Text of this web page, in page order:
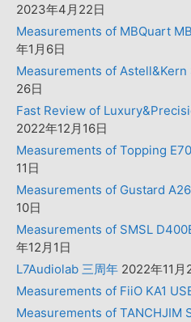
2023年4月22日
Measurements of MBQuart
年1月6日
Measurements of Astell&Kern
26日
Fast Review of
2022年12月16日
Measurements of Topping E70
11日
Measurements of Gustard
10日
Measurements of SMSL
年12月1日
L7Audiolab 三周年 2022年11月
Measurements of FiiO KA1
Measurements of TANCHJIM